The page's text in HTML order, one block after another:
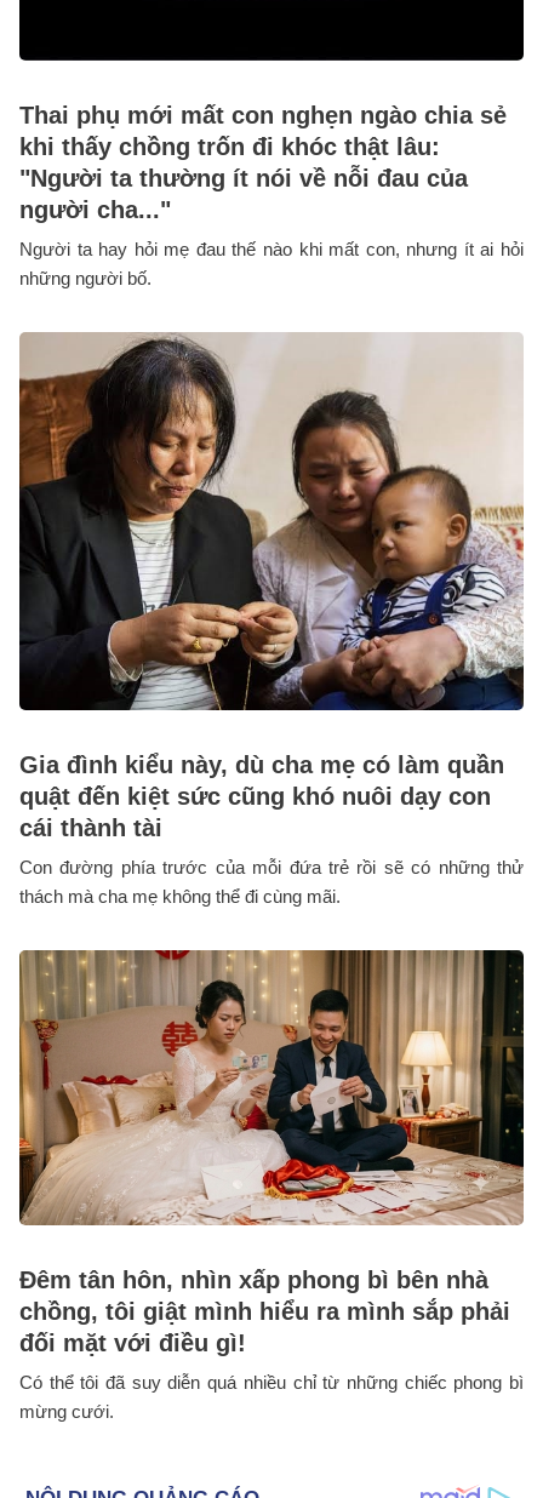
Thai phụ mới mất con nghẹn ngào chia sẻ
khi thấy chồng trốn đi khóc thật lâu:
"Người ta thường ít nói về nỗi đau của
người cha..."
Người ta hay hỏi mẹ đau thế nào khi mất con, nhưng ít ai hỏi
những người bố.
Gia đình kiểu này, dù cha mẹ có làm quần
quật đến kiệt sức cũng khó nuôi dạy con
cái thành tài
Con đường phía trước của mỗi đứa trẻ rồi sẽ có những thử
thách mà cha mẹ không thể đi cùng mãi.
Đêm tân hôn, nhìn xấp phong bì bên nhà
chồng, tôi giật mình hiểu ra mình sắp phải
đối mặt với điều gì!
Có thể tôi đã suy diễn quá nhiều chỉ từ những chiếc phong bì
mừng cưới.